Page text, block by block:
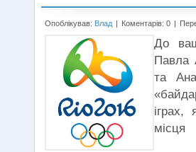
Опоблікував: Влад | Коментарів: 0 |
До
Павла
та
іграх,
місця